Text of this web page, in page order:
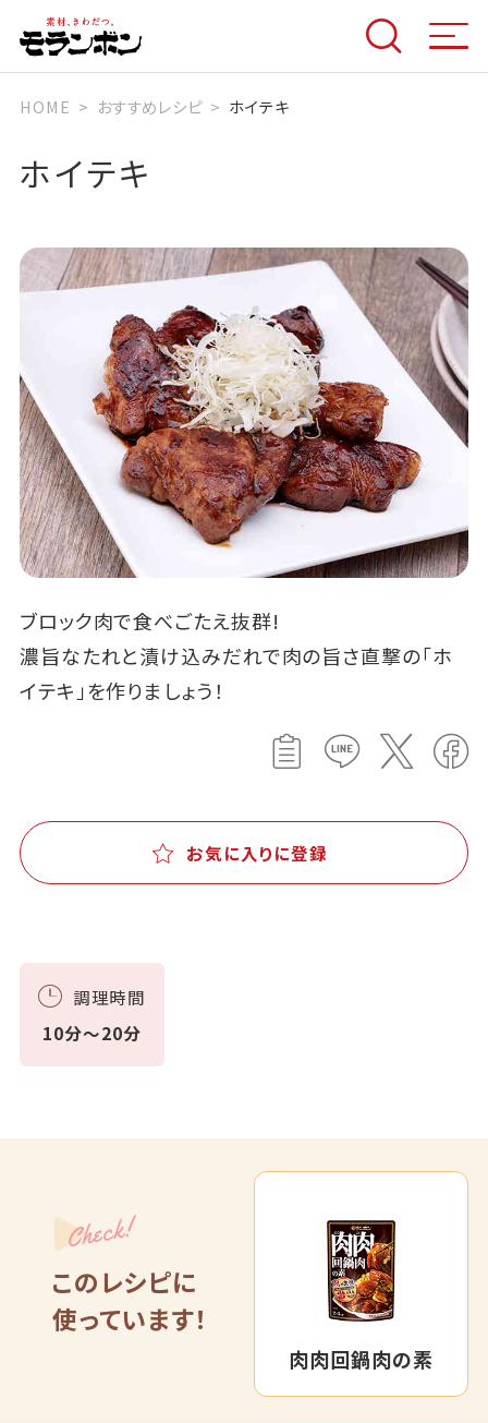
HOME おすすめレシピ ホイテキ
ホイテキ
ブロック肉で食べごたえ抜群!
濃旨なたれと漬け込みだれで肉の旨さ直撃の「ホ
イテキ」を作りましょう！
お気に入りに登録
調理時間
10分～20分
Check!
このレシピに
使っています！
肉肉回鍋肉の素